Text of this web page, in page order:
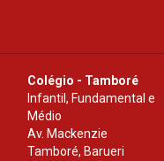
Colégio - Tamboré
Infantil, Fundamental e
Médio
Av. Mackenzie
Tamboré, Barueri